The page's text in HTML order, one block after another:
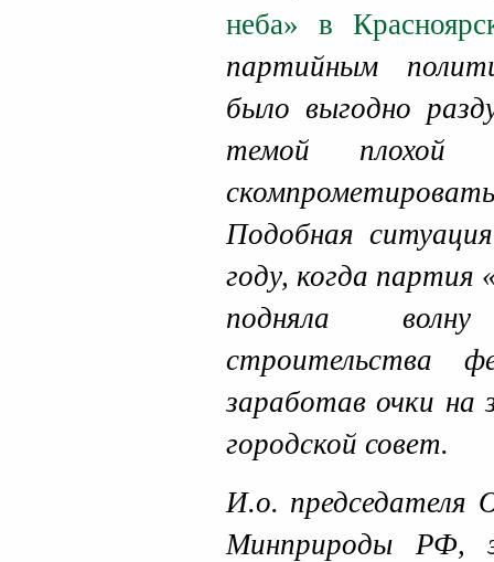
неба» в
партийным
было выгодно
темой плохой
Подобная
году, когда
подняла
строительства
заработав очки на
городской совет.
И.о. председателя
Минприроды РФ,